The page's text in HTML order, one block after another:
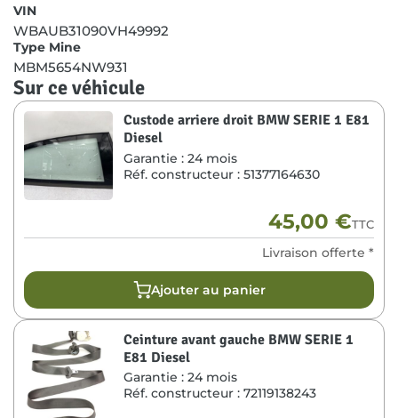
VIN
WBAUB31090VH49992
Type Mine
MBM5654NW931
Sur ce véhicule
Custode arriere droit BMW SERIE 1 E81
Diesel
Garantie : 24 mois
Réf. constructeur : 51377164630
45,00 €TTC
Livraison offerte *
Ajouter au panier
Ceinture avant gauche BMW SERIE 1
E81 Diesel
Garantie : 24 mois
Réf. constructeur : 72119138243